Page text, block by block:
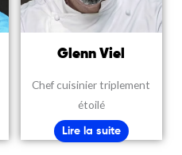
Glenn Viel
Chef cuisinier triplement
étoilé
Lire la suite